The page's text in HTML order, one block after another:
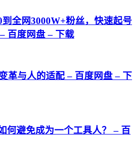
全网3000W+粉丝，快速起号
百度网盘 – 下载
革与人的适配 – 百度网盘 – 下
何避免成为一个工具人？ – 百